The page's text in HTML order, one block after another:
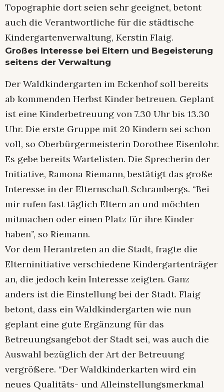
Topographie dort seien sehr geeignet, betont
auch die Verantwortliche für die städtische
Kindergartenverwaltung, Kerstin Flaig.
Großes Interesse bei Eltern und Begeisterung
seitens der Verwaltung
Der Waldkindergarten im Eckenhof soll bereits
ab kommenden Herbst Kinder betreuen. Geplant
ist eine Kinderbetreuung von 7.30 Uhr bis 13.30
Uhr. Die erste Gruppe mit 20 Kindern sei schon
voll, so Oberbürgermeisterin Dorothee Eisenlohr.
Es gebe bereits Wartelisten. Die Sprecherin der
Initiative, Ramona Riemann, bestätigt das große
Interesse in der Elternschaft Schrambergs. “Bei
mir rufen fast täglich Eltern an und möchten
mitmachen oder einen Platz für ihre Kinder
haben”, so Riemann.
Vor dem Herantreten an die Stadt, fragte die
Elterninitiative verschiedene Kindergartenträger
an, die jedoch kein Interesse zeigten. Ganz
anders ist die Einstellung bei der Stadt. Flaig
betont, dass ein Waldkindergarten wie nun
geplant eine gute Ergänzung für das
Betreuungsangebot der Stadt sei, was auch die
Auswahl bezüglich der Art der Betreuung
vergrößere. “Der Waldkinderkarten wird ein
neues Qualitäts- und Alleinstellungsmerkmal